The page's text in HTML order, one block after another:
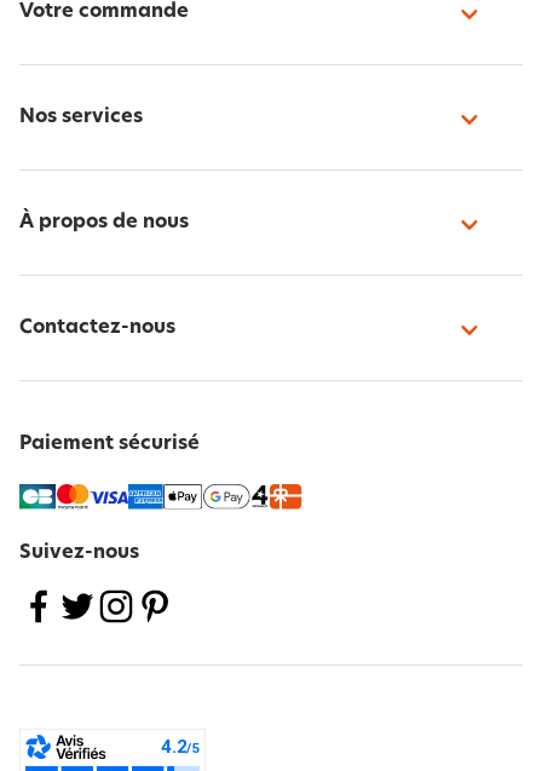
Votre commande
Nos services
À propos de nous
Contactez-nous
Paiement sécurisé
Suivez-nous